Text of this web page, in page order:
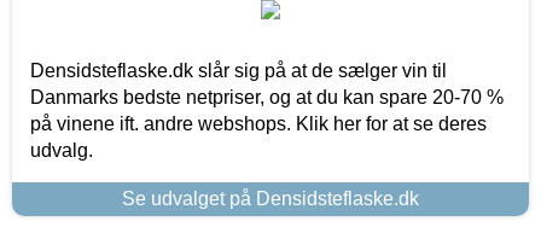
Densidsteflaske.dk slår sig på at de sælger vin til
Danmarks bedste netpriser, og at du kan spare 20-70 %
på vinene ift. andre webshops. Klik her for at se deres
udvalg.
Se udvalget på Densidsteflaske.dk